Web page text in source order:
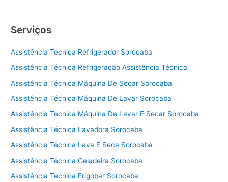
t
n
c
a
t
n
i
a
a
Serviços
Assistência Técnica Refrigerador Sorocaba
Assistência Técnica Refrigeração Assistência Técnica
Assistência Técnica Máquina De Secar Sorocaba
Assistência Técnica Máquina De Lavar Sorocaba
Assistência Técnica Máquina De Lavar E Secar Sorocaba
Assistência Técnica Lavadora Sorocaba
Assistência Técnica Lava E Seca Sorocaba
Assistência Técnica Geladeira Sorocaba
Assistência Técnica Frigobar Sorocaba